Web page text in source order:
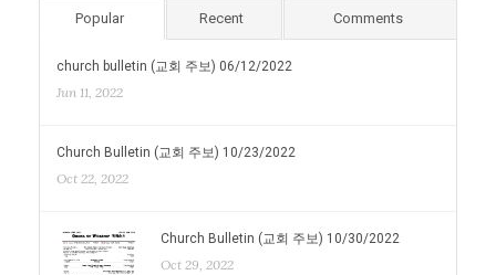
Popular Recent Comments
church bulletin (교회 주보) 06/12/2022
Jun 11, 2022
Church Bulletin (교회 주보) 10/23/2022
Oct 22, 2022
Church Bulletin (교회 주보) 10/30/2022
Oct 29, 2022